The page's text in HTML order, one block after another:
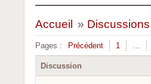
Accueil »
Pages : Précédent 1 …
Discussion